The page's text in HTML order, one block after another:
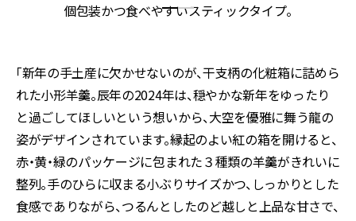
個包装かつ食べやすいスティックタイプ。
「新年の手土産に欠かせないのが、干支柄の化粧箱に詰めら
れた小形羊羹。辰年の2024年は、穏やかな新年をゆったり
と過ごしてほしいという想いから、大空を優雅に舞う龍の
姿がデザインされています。縁起のよい紅の箱を開けると、
赤・黄・緑のパッケージに包まれた３種類の羊羹がきれいに
整列。手のひらに収まる小ぶりサイズかつ、しっかりとした
食感でありながら、つるんとしたのど越しと上品な甘さで、